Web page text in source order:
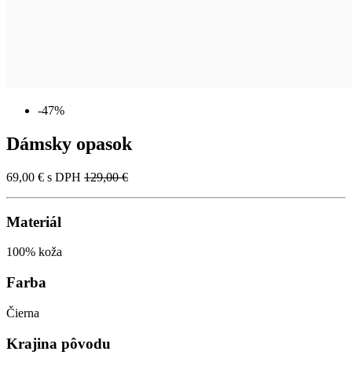
-47%
Dámsky opasok
69,00 € s DPH 129,00 €
Materiál
100% koža
Farba
Čierna
Krajina pôvodu